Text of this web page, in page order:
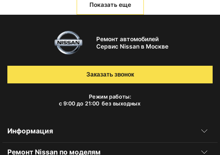
Показать еще
Ремонт автомобилей
Сервис Nissan в Москве
Режим работы:
с 9:00 до 21:00 без выходных
Заказать звонок
Информация
Ремонт Nissan по моделям